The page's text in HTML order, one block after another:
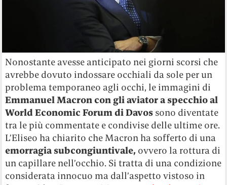
Nonostante avesse anticipato nei giorni scorsi che
avrebbe dovuto indossare occhiali da sole per un
problema temporaneo agli occhi, le immagini di
Emmanuel Macroncon gli aviator a specchio al
World Economic Forumdi Davos sono diventate
tra le più commentate e condivise delle ultime ore.
L’Eliseo ha chiarito che Macron ha sofferto di una
emorragia subcongiuntivale, ovvero la rottura di
un capillare nell’occhio. Si tratta di una condizione
considerata innocuo ma dall’aspetto vistoso in